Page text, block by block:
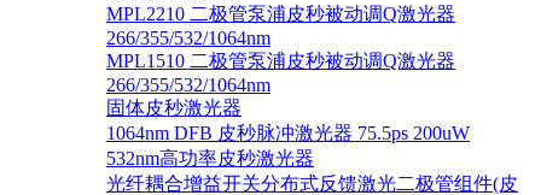
​MPL2210 二极管泵浦皮秒被动调Q激光器
266/355/532/1064nm
MPL1510 二极管泵浦皮秒被动调Q激光器
266/355/532/1064nm
固体皮秒激光器
1064nm DFB 皮秒脉冲激光器 75.5ps 200uW
532nm高功率皮秒激光器
光纤耦合增益开关分布式反馈激光二极管组件(皮